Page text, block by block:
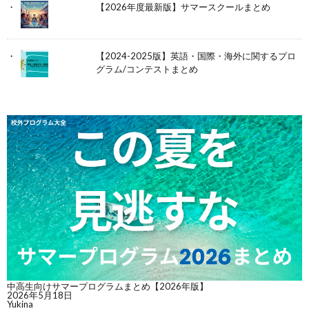
【2026年度最新版】サマースクールまとめ
【2024-2025版】英語・国際・海外に関するプロ
グラム/コンテストまとめ
中高生向けサマープログラムまとめ【2026年版】
2026年5月18日
Yukina